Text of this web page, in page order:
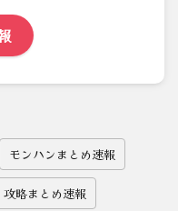
モンハンまとめ速報
攻略まとめ速報